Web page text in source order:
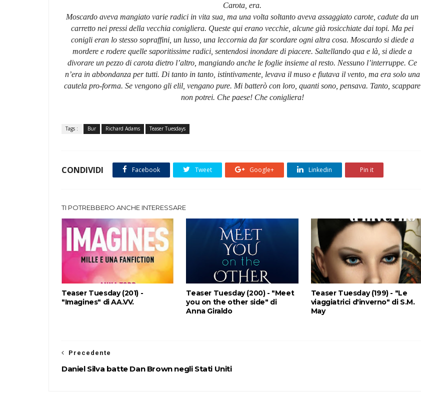
Carota, era.
Moscardo aveva mangiato varie radici in vita sua, ma una volta soltanto aveva assaggiato carote, cadute da un
carretto nei pressi della vecchia conigliera. Queste qui erano vecchie, alcune già rosicchiate dai topi. Ma pei
conigli eran lo stesso sopraffini, un lusso, una leccornia da far scordare ogni altra cosa. Moscardo si diede a
mordere e rodere quelle saporitissime radici, sentendosi inondare di piacere. Saltellando qua e là, si diede a
divorare un pezzo di carota dietro l’altro, mangiando anche le foglie insieme al resto. Nessuno l’interruppe. Ce
n’era in abbondanza per tutti. Di tanto in tanto, istintivamente, levava il muso e fiutava il vento, ma era solo una
cautela pro-forma. Se vengono gli elil, vengano pure. Mi batterò con loro, quanti sono, pensava. Tanto, scappare
non potrei. Che paese! Che conigliera!
Tags : Bur Richard Adams Teaser Tuesdays
CONDIVIDI Facebook Tweet Google+ Linkedin Pin it
TI POTREBBERO ANCHE INTERESSARE
Teaser Tuesday (201) -
"Imagines" di AA.VV.
Teaser Tuesday (200) - "Meet
you on the other side" di
Anna Giraldo
Teaser Tuesday (199) - "Le
viaggiatrici d'inverno" di S.M.
May
Precedente
Daniel Silva batte Dan Brown negli Stati Uniti